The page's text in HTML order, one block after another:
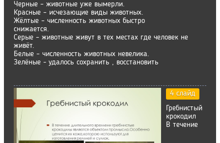
Черные – животные уже вымерли.
Красные – исчезающие виды животных.
Жёлтые – численность животных быстро
снижается.
Серые – животные живут в тех местах где человек не
живёт.
Белые – численность животных невелика.
Зелёные - удалось сохранить , восстановить
4 слайд
Гребнистый
крокодил
В течение